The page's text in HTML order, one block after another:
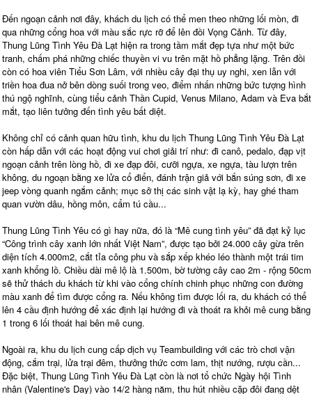
Đến ngoạn cảnh nơi đây, khách du lịch có thể men theo những lối mòn, đi
qua những cổng hoa với màu sắc rực rỡ để lên đồi Vọng Cảnh. Từ đây,
Thung Lũng Tình Yêu Đà Lạt hiện ra trong tầm mắt đẹp tựa như một bức
tranh, chấm phá những chiếc thuyền vi vu trên mặt hồ phẳng lặng. Trên đồi
còn có hoa viên Tiểu Sơn Lâm, với nhiều cây đại thụ uy nghi, xen lẫn với
triền hoa đua nở bên dòng suối trong veo, điểm nhấn những bức tượng hình
thú ngộ nghĩnh, cùng tiểu cảnh Thần Cupid, Venus Milano, Adam và Eva bắt
mắt, tạo liên tưởng đến tình yêu bất diệt.
Không chỉ có cảnh quan hữu tình, khu du lịch Thung Lũng Tình Yêu Đà Lạt
còn hấp dẫn với các hoạt động vui chơi giải trí như: đi canô, pedalo, đạp vịt
ngoạn cảnh trên lòng hồ, đi xe đạp đôi, cưỡi ngựa, xe ngựa, tàu lượn trên
không, du ngoạn bằng xe lửa cổ điển, đánh trận giả với bắn súng sơn, đi xe
jeep vòng quanh ngắm cảnh; mục sở thị các sinh vật lạ kỳ, hay ghé tham
quan vườn dâu, hồng môn, cẩm tú cầu...
Thung Lũng Tình Yêu có gì hay nữa, đó là “Mê cung tình yêu” đã đạt kỷ lục
“Công trình cây xanh lớn nhất Việt Nam”, được tạo bởi 24.000 cây gừa trên
diện tích 4.000m2, cắt tỉa công phu và sắp xếp khéo léo thành một trái tim
xanh khổng lồ. Chiều dài mê lộ là 1.500m, bờ tường cây cao 2m - rộng 50cm
sẽ thử thách du khách từ khi vào cổng chính chinh phục những con đường
màu xanh để tìm được cổng ra. Nếu không tìm được lối ra, du khách có thể
lên 4 cầu định hướng để xác định lại hướng đi và thoát ra khỏi mê cung bằng
1 trong 6 lối thoát hai bên mê cung.
Ngoài ra, khu du lịch cung cấp dịch vụ Teambuilding với các trò chơi vận
động, cắm trại, lửa trại đêm, thưởng thức cơm lam, thịt nướng, rượu cần...
Đặc biệt, Thung Lũng Tình Yêu Đà Lạt còn là nơi tổ chức Ngày hội Tình
nhân (Valentine's Day) vào 14/2 hàng năm, thu hút nhiều cặp đôi đang dệt